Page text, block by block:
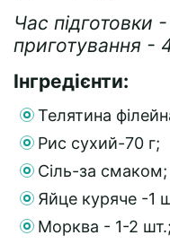
Час підготовки
приготування -
Інгредієнти:
Телятина
Рис сухий-70 г;
Сіль-за смаком;
Яйце куряче -1
Морква - 1-2 шт.;